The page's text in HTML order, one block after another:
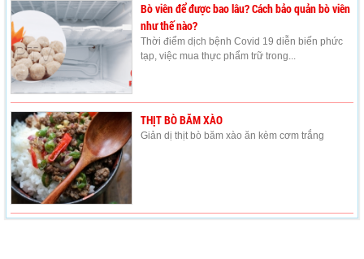
Bò viên để được bao lâu? Cách bảo quản bò viên
như thế nào?
Thời điểm dịch bệnh Covid 19 diễn biến phức
tạp, việc mua thực phẩm trữ trong...
THỊT BÒ BĂM XÀO
Giản dị thịt bò băm xào ăn kèm cơm trắng